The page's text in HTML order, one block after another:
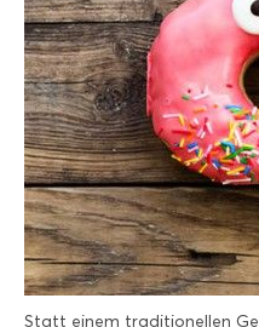
Statt einem traditionellen